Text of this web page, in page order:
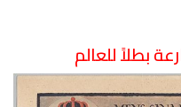
بطلاً للعالم